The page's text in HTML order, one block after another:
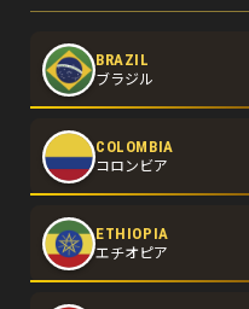
BRAZIL
ブラジル
COLOMBIA
コロンビア
ETHIOPIA
エチオピア